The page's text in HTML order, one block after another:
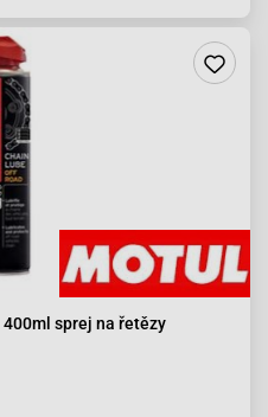
400ml sprej na řetězy